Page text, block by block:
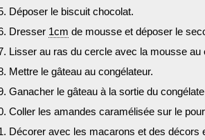
Déposer le biscuit chocolat.
Dresser 1cm de mousse et déposer le
Lisser au ras du cercle avec la mousse au
Mettre le gâteau au congélateur.
Ganacher le gâteau à la sortie du
Coller les amandes caramélisée sur le
Décorer avec les macarons et des décors